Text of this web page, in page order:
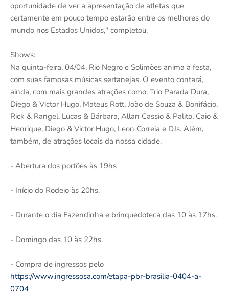
oportunidade de ver a apresentação de atletas que
certamente em pouco tempo estarão entre os melhores do
mundo nos Estados Unidos," completou.
Shows:
Na quinta-feira, 04/04, Rio Negro e Solimões anima a festa,
com suas famosas músicas sertanejas. O evento contará,
ainda, com mais grandes atrações como: Trio Parada Dura,
Diego & Victor Hugo, Mateus Rott, João de Souza & Bonifácio,
Rick & Rangel, Lucas & Bárbara, Allan Cassio & Palito, Caio &
Henrique, Diego & Victor Hugo, Leon Correia e DJs. Além,
também, de atrações locais da nossa cidade.
- Abertura dos portões às 19hs
- Início do Rodeio às 20hs.
- Durante o dia Fazendinha e brinquedoteca das 10 às 17hs.
- Domingo das 10 às 22hs.
- Compra de ingressos pelo
https://www.ingressosa.com/etapa-pbr-brasilia-0404-a-
0704